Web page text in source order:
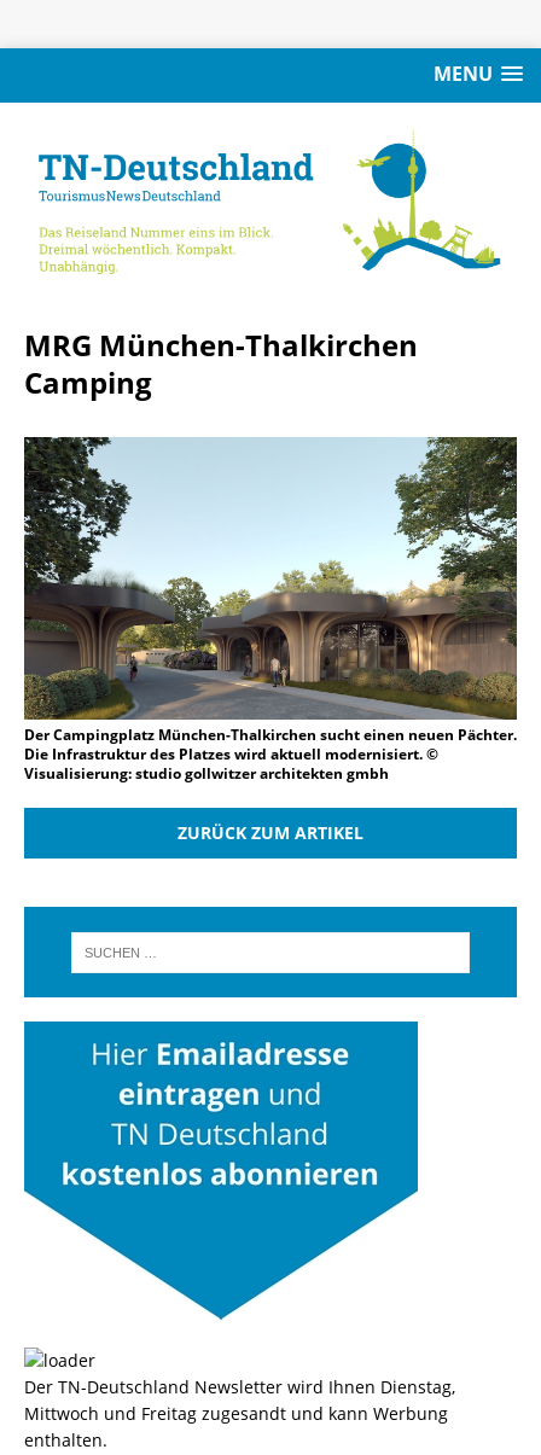
MENU
MRG München-Thalkirchen
Camping
Der Campingplatz München-Thalkirchen sucht einen neuen Pächter.
Die Infrastruktur des Platzes wird aktuell modernisiert. ©
Visualisierung: studio gollwitzer architekten gmbh
ZURÜCK ZUM ARTIKEL
Der TN-Deutschland Newsletter wird Ihnen Dienstag,
Mittwoch und Freitag zugesandt und kann Werbung
enthalten.